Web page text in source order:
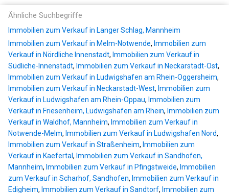
Ähnliche Suchbegriffe
Immobilien zum Verkauf in Langer Schlag, Mannheim
Immobilien zum Verkauf in Melm-Notwende, Immobilien zum
Verkauf in Nördliche Innenstadt, Immobilien zum Verkauf in
Südliche-Innenstadt, Immobilien zum Verkauf in Neckarstadt-Ost,
Immobilien zum Verkauf in Ludwigshafen am Rhein-Oggersheim,
Immobilien zum Verkauf in Neckarstadt-West, Immobilien zum
Verkauf in Ludwigshafen am Rhein-Oppau, Immobilien zum
Verkauf in Friesenheim, Ludwigshafen am Rhein, Immobilien zum
Verkauf in Waldhof, Mannheim, Immobilien zum Verkauf in
Notwende-Melm, Immobilien zum Verkauf in Ludwigshafen Nord,
Immobilien zum Verkauf in Straßenheim, Immobilien zum
Verkauf in Kaefertal, Immobilien zum Verkauf in Sandhofen,
Mannheim, Immobilien zum Verkauf in Pfingstweide, Immobilien
zum Verkauf in Scharhof, Sandhofen, Immobilien zum Verkauf in
Edigheim, Immobilien zum Verkauf in Sandtorf, Immobilien zum